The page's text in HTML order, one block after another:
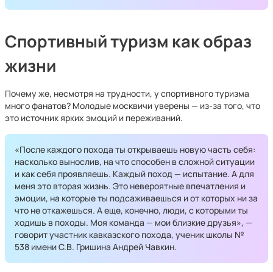
Спортивный туризм как образ
жизни
Почему же, несмотря на трудности, у спортивного туризма
много фанатов? Молодые москвичи уверены — из-за того, что
это источник ярких эмоций и переживаний.
«После каждого похода ты открываешь новую часть себя:
насколько вынослив, на что способен в сложной ситуации
и как себя проявляешь. Каждый поход — испытание. А для
меня это вторая жизнь. Это невероятные впечатления и
эмоции, на которые ты подсаживаешься и от которых ни за
что не откажешься. А еще, конечно, люди, с которыми ты
ходишь в походы. Моя команда — мои близкие друзья», —
говорит участник кавказского похода, ученик школы №
538 имени С.В. Гришина Андрей Чавкин.